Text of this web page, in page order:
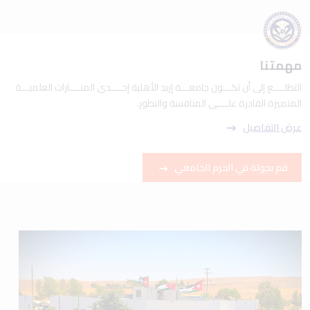
مهمتنا
التطلــــع إلى أن تكـــون جامعـــة إربد الأهلية إحــــدى المنــــارات العلميـــة
المتميزة القادرة علــــى المنافسة والتطور.
عرض التفاصيل
قم بجولة في الحرم الجامعي